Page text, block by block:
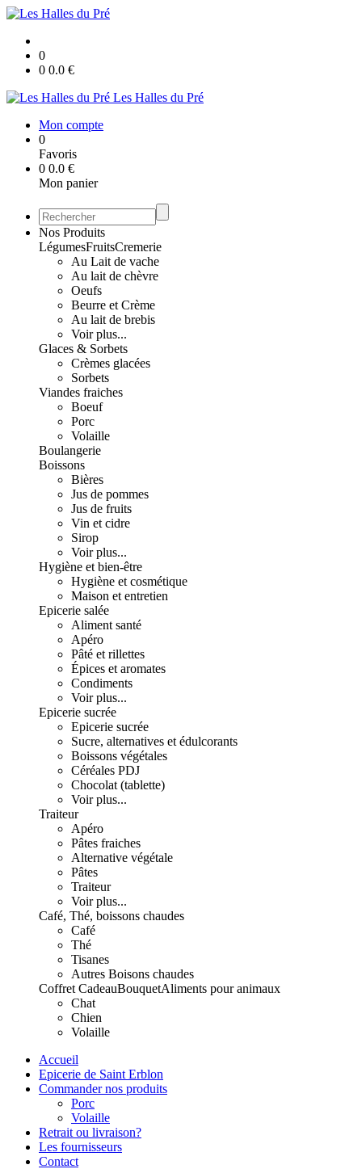
0
0 0.0 €
Les Halles du Pré
Mon compte
0
Favoris
0 0.0 €
Mon panier
Nos Produits
LégumesFruitsCremerie
Au Lait de vache
Au lait de chèvre
Oeufs
Beurre et Crème
Au lait de brebis
Voir plus...
Glaces & Sorbets
Crèmes glacées
Sorbets
Viandes fraiches
Boeuf
Porc
Volaille
Boulangerie
Boissons
Bières
Jus de pommes
Jus de fruits
Vin et cidre
Sirop
Voir plus...
Hygiène et bien-être
Hygiène et cosmétique
Maison et entretien
Epicerie salée
Aliment santé
Apéro
Pâté et rillettes
Épices et aromates
Condiments
Voir plus...
Epicerie sucrée
Epicerie sucrée
Sucre, alternatives et édulcorants
Boissons végétales
Céréales PDJ
Chocolat (tablette)
Voir plus...
Traiteur
Apéro
Pâtes fraiches
Alternative végétale
Pâtes
Traiteur
Voir plus...
Café, Thé, boissons chaudes
Café
Thé
Tisanes
Autres Boisons chaudes
Coffret CadeauBouquetAliments pour animaux
Chat
Chien
Volaille
Accueil
Epicerie de Saint Erblon
Commander nos produits
Porc
Volaille
Retrait ou livraison?
Les fournisseurs
Contact